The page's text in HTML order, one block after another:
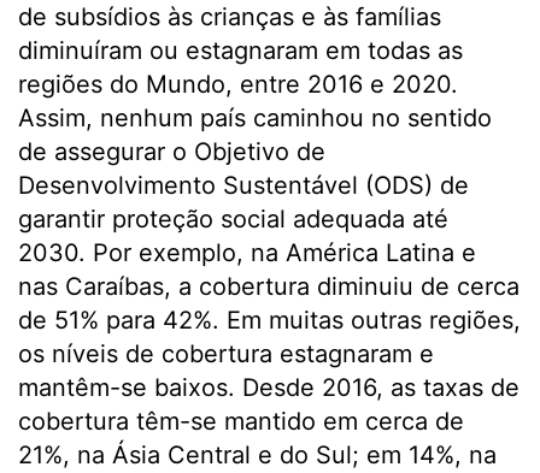
de subsídios às crianças e às famílias
diminuíram ou estagnaram em todas as
regiões do Mundo, entre 2016 e 2020.
Assim, nenhum país caminhou no sentido
de assegurar o Objetivo de
Desenvolvimento Sustentável (ODS) de
garantir proteção social adequada até
2030. Por exemplo, na América Latina e
nas Caraíbas, a cobertura diminuiu de cerca
de 51% para 42%. Em muitas outras regiões,
os níveis de cobertura estagnaram e
mantêm-se baixos. Desde 2016, as taxas de
cobertura têm-se mantido em cerca de
21%, na Ásia Central e do Sul; em 14%, na